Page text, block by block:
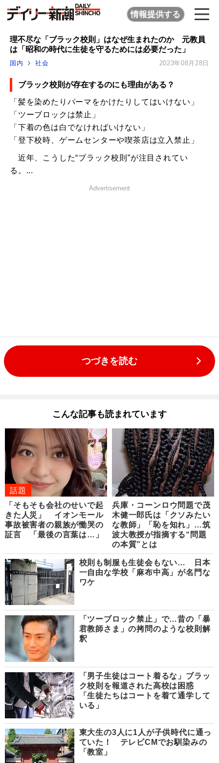
情報提供する
理不尽な「ブラック校則」はなぜ生まれたのか 元教員
は「昭和の時代に生徒を守るためには必要だった」
国内 社会 2023年08月28日
ブラック校則が存在するのにも理由がある？
「髪を染めたりパーマをかけたりしてはいけない」
「ツーブロックは禁止」
「下着の色は白でなければいけない」
「登下校時、ゲームセンターや喫茶店は立入禁止」
近年、こうした“ブラック校則”が注目されてい
る。...
Advertisement
つづきを読む
こんな記事も読まれています
話題
「そもそも会社のせいで起
きた人災」 イオンモール
事故被害者の親族が慟哭の
証言 「最後の言葉は…」
兵庫・コーンロウ問題で茂
木健一郎氏は「クソみたい
な教師」「恥を知れ」…筑
波大教授が指摘する“問題
の本質”とは
校則も制服も生徒会もない… 日本
一自由な学校「麻布中高」が名門な
ワケ
「ツーブロック禁止」で…昔の「暴
君教師さま」の拷問のような校則解
釈
「男子生徒はコート着るな」ブラッ
ク校則を報道された高校は困惑
「生徒たちはコートを着て通学して
いる」
東大生の3人に1人が子供時代に通っ
ていた！ テレビCMでお馴染みの
「教室」